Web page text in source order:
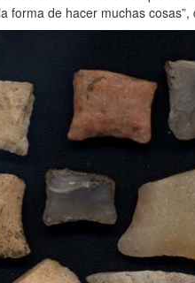
forma de hacer muchas cosas”,